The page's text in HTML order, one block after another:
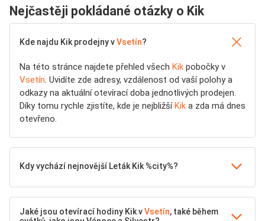
Nejčastěji pokládané otázky o Kik
Kde najdu Kik prodejny vVsetín?
Na této stránce najdete přehled všech Kik pobočky v
Vsetín. Uvidíte zde adresy, vzdálenost od vaší polohy a
odkazy na aktuální otevírací doba jednotlivých prodejen.
Díky tomu rychle zjistíte, kde je nejbližší Kik a zda má dnes
otevřeno.
Kdy vychází nejnovější Leták Kik %city%?
Jaké jsou otevírací hodiny Kik vVsetín, také během